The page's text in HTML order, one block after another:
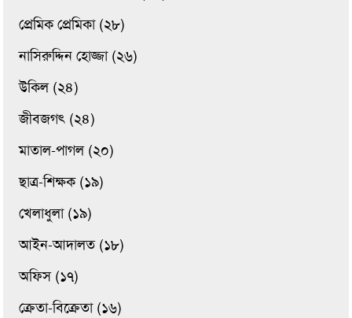
প্রেমিক প্রেমিকা (২৮)
নাসিরুদ্দিন হোজ্জা (২৬)
উকিল (২৪)
জীবজগৎ (২৪)
মাতাল-পাগল (২০)
ছাত্র-শিক্ষক (১৯)
খেলাধুলা (১৯)
আইন-আদালত (১৮)
অফিস (১৭)
ক্রেতা-বিক্রেতা (১৬)